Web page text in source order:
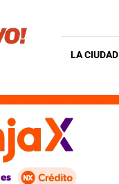
LA CIUDAD